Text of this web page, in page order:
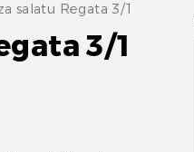
salatu Regata 3/1
3/1